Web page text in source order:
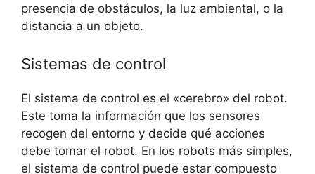
presencia de obstáculos, la luz ambiental, o la
distancia a un objeto.
Sistemas de control
El sistema de control es el «cerebro» del robot.
Este toma la información que los sensores
recogen del entorno y decide qué acciones
debe tomar el robot. En los robots más simples,
el sistema de control puede estar compuesto